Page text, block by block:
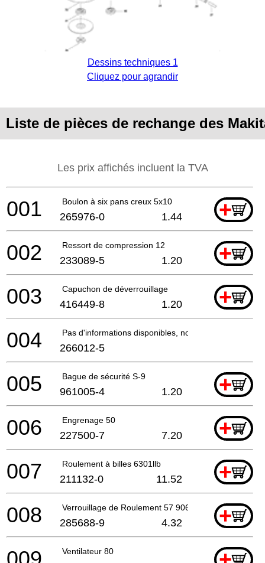
Dessins techniques 1
Cliquez pour agrandir
Liste de pièces de rechange des
Les prix affichés incluent la TVA
Boulon à six pans creux 5x10 +
001 265976-0 1.44
Ressort de compression 12 +
002 233089-5 1.20
Capuchon de déverrouillage +
003 416449-8 1.20
Pas d'informations disponibles, non commandable
004 266012-5
Bague de sécurité S-9 +
005 961005-4 1.20
Engrenage 50 +
006 227500-7 7.20
Roulement à billes 6301llb +
007 211132-0 11.52
Verrouillage de Roulement 57 9067 * +
008 285688-9 4.32
Ventilateur 80